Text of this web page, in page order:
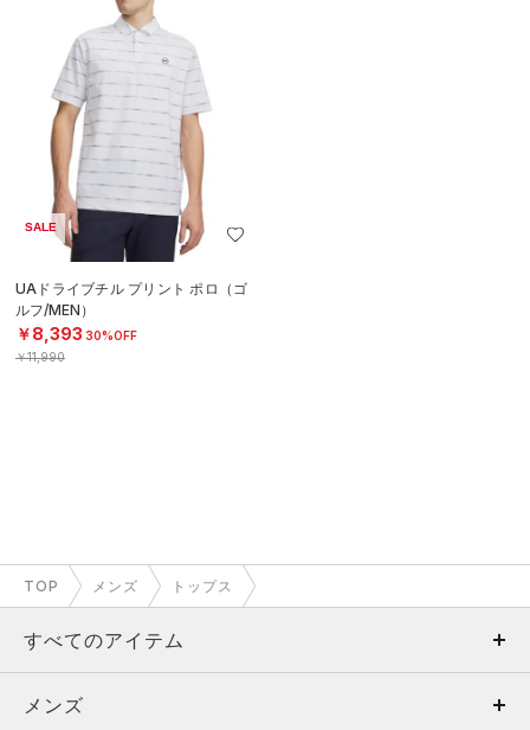
SALE
UAドライブチル プリント ポロ（ゴ
ルフ/MEN）
￥8,393 30%OFF
￥11,990
TOP メンズ トップス
すべてのアイテム
メンズ
メンズ